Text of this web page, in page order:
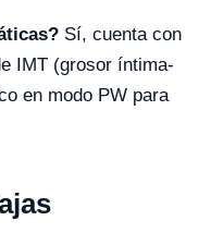
Sí, cuenta con
IMT (grosor íntima-
en modo PW para